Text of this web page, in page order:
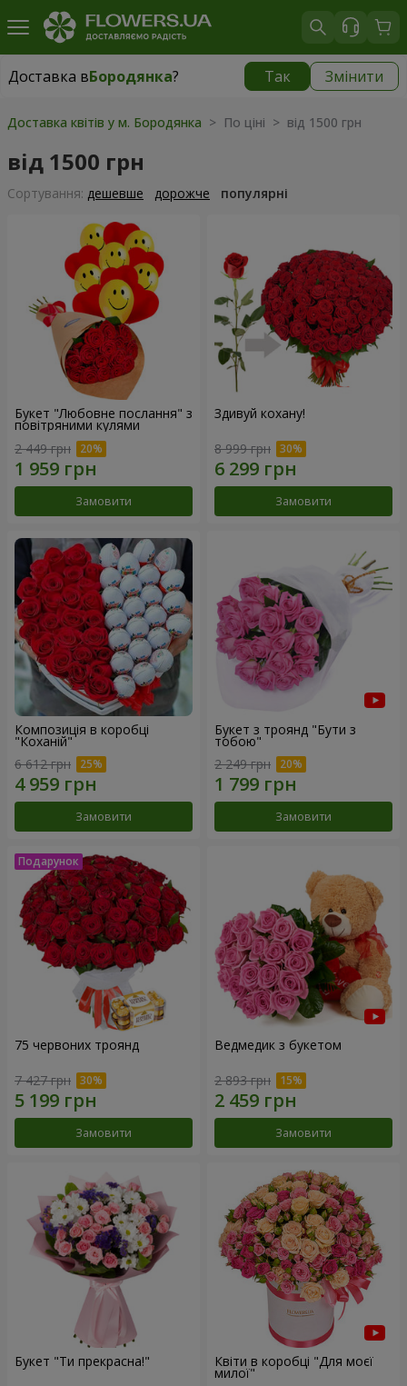
Доставка вБородянка? Так Змінити
Доставка вБородянка| безкоштовно
Доставка квітів у м. Бородянка > По ціні > від 1500 грн
від 1500 грн
Сортування: дешевше дорожче популярні
Букет "Любовне послання" з
повітряними кулями
2 449 грн
Замовити
Здивуй кохану!
8 999 грн
Замовити
Композиція в коробці
"Коханій"
6 612 грн
Замовити
Букет з троянд "Бути з
тобою"
2 249 грн
Замовити
75 червоних троянд
7 427 грн
Замовити
Ведмедик з букетом
2 893 грн
Замовити
Букет "Ти прекрасна!" Квіти в коробці "Для моєї
милої"